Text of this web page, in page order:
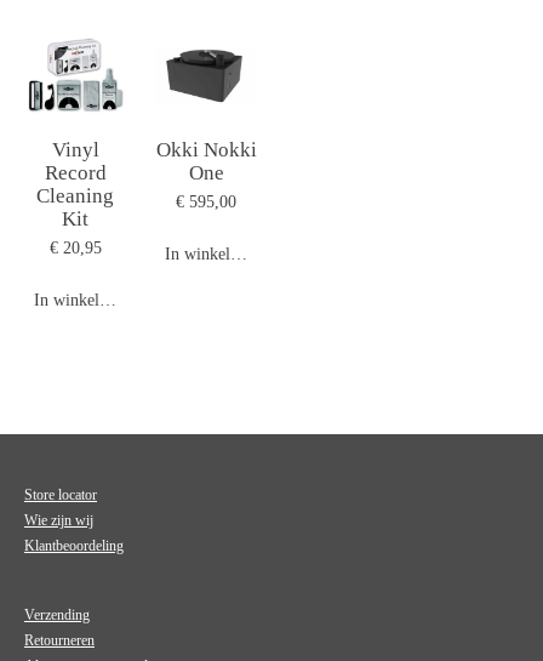
Vinyl
Record
Cleaning
Kit
€ 20,95
In winkelwagen
Okki Nokki
One
€ 595,00
In winkelwagen
Store locator
Wie zijn wij
Klantbeoordeling
Verzending
Retourneren